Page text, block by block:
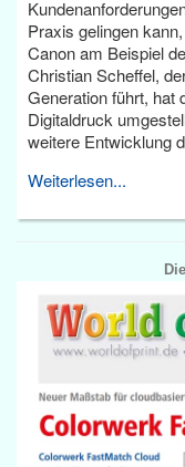
Praxis gelingen
Canon am Beispiel
Christian Scheffel,
Generation führt, hat
Digitaldruck
weitere Entwicklung
Weiterlesen...